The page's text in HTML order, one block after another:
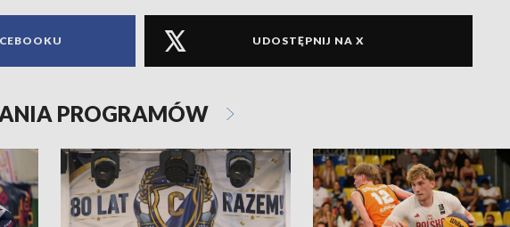
UDOSTĘPNIJ NA X
PROGRAMÓW